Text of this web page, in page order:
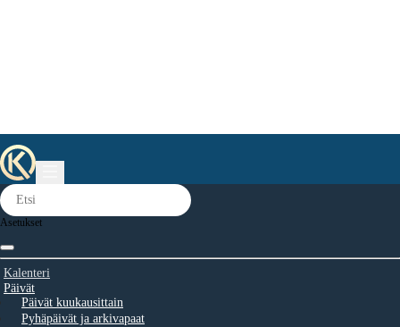
Asetukset
Kalenteri
Päivät
Päivät kuukausittain
Pyhäpäivät ja arkivapaat